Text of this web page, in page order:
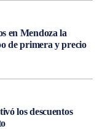
en Mendoza la
de primera y precio
los descuentos